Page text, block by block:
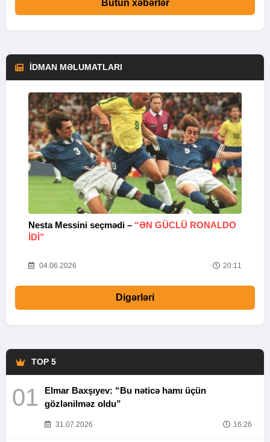
Bütün xəbərlər
İDMAN MƏLUMATLARI
Nesta Messini seçmədi – “ƏN GÜCLÜ RONALDO
IDI”
04.06.2026 20:11
Digərləri
TOP 5
01
Elmar Baxşıyev: “Bu nəticə hamı üçün
gözlənilməz oldu”
31.07.2026 16:26